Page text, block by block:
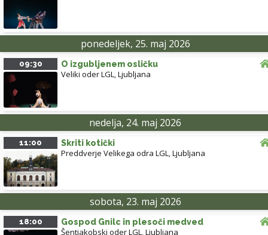
ponedeljek, 25. maj 2026
09:30 O izgubljenem osličku
Veliki oder LGL,Ljubljana
nedelja, 24. maj 2026
11:00 Skriti kotički
Preddverje Velikega odra LGL,Ljubljana
sobota, 23. maj 2026
18:00 Gospod Gnilc in plesoči medved
Šentjakobski oder LGL,Ljubljana